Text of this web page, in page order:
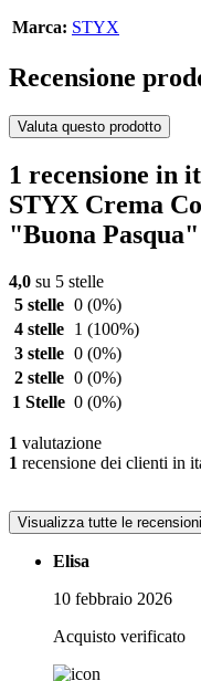
Marca: STYX
Recensione
Valuta questo prodotto
1 recensione in
STYX Crema
"Buona Pasqua"
4,0 su 5 stelle
5 stelle 0 (0%)
4 stelle
1 (100%)
3 stelle 0 (0%)
2 stelle 0 (0%)
1 Stelle 0 (0%)
1 valutazione
1 recensione dei clienti in
Visualizza tutte le
Elisa
10 febbraio 2026
Acquisto verificato